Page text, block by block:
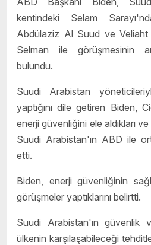
kentindeki Selam
Abdülaziz Al Suud ve
Selman ile görüşmesinin
bulundu.
Suudi Arabistan
yaptığını dile getiren Biden,
enerji güvenliğini ele aldıkları
Suudi Arabistan'ın ABD ile
etti.
Biden, enerji güvenliğinin
görüşmeler yaptıklarını belirtti.
Suudi Arabistan'ın güvenlik
ülkenin karşılaşabileceği